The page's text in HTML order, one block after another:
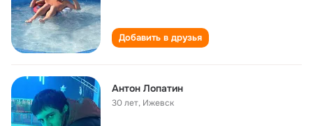
Добавить в друзья
Антон Лопатин
30 лет, Ижевск